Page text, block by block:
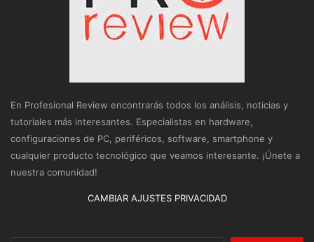
En Profesional Review encontrarás todos los análisis, noticias y
tutoriales más interesantes. Especialistas en hardware,
configuraciones de PC, periféricos, software, smartphone y
cualquier producto tecnológico que veamos interesante. ¡Únete a
nuestra comunidad!
CAMBIAR AJUSTES PRIVACIDAD